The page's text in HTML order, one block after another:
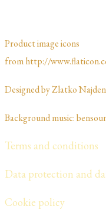
Product image icons
from http://
Designed by Zlatko
Background music:
Terms and conditions
Data protection and
Cookie policy